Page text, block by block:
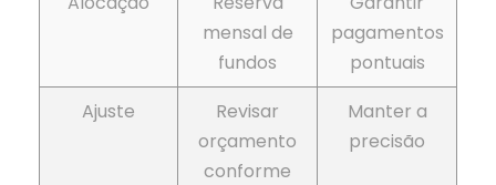
mensal de
fundos
pagamentos
pontuais
Ajuste
Revisar
orçamento
conforme
Manter a
precisão